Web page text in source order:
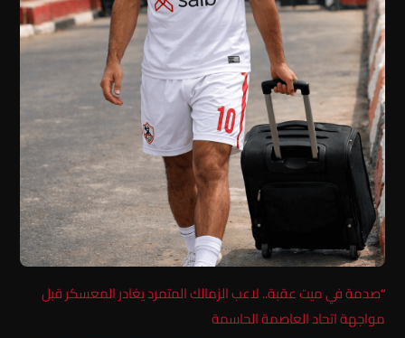
“صدمة في ميت عقبة.. لاعب الزمالك المتمرد يغادر المعسكر قبل
مواجهة اتحاد العاصمة الحاسمة